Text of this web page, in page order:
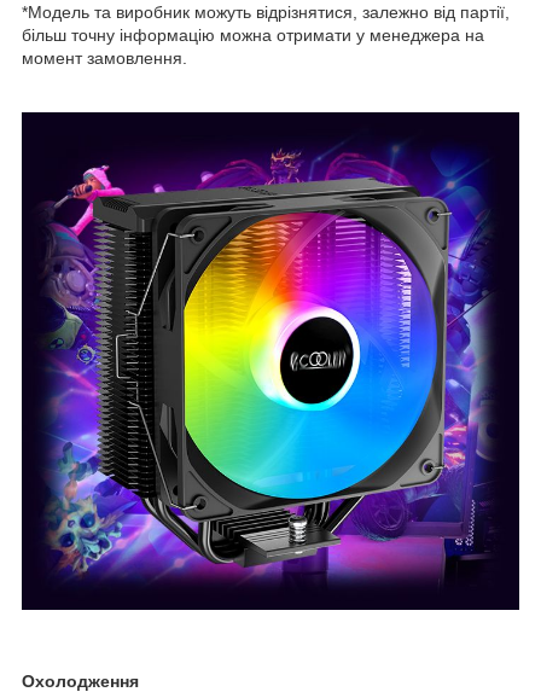
*Модель та виробник можуть відрізнятися, залежно від партії,
більш точну інформацію можна отримати у менеджера на
момент замовлення.
Охолодження